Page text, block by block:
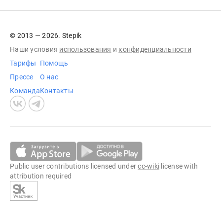
© 2013 — 2026. Stepik
Наши условия использования и конфиденциальности
Тарифы
Прессе
Команда
Помощь
О нас
Контакты
Public user contributions licensed undercc-wiki license with
attribution required